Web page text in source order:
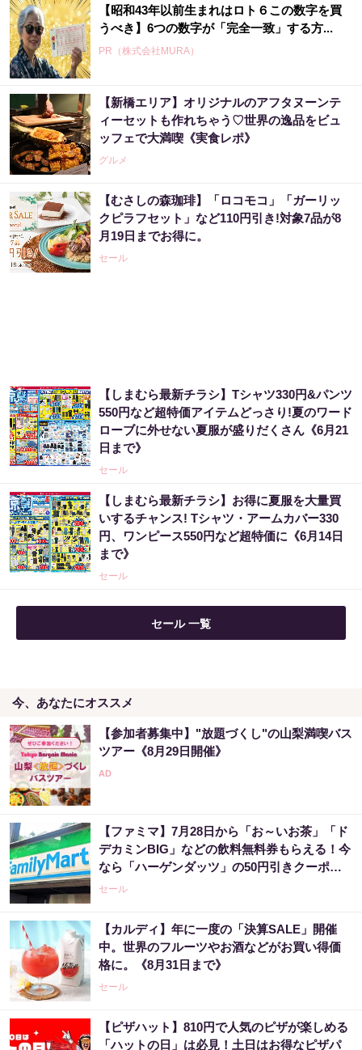
【昭和43年以前生まれはロト６この数字を買
うべき】6つの数字が「完全一致」する方...
PR（株式会社MURA）
【新橋エリア】オリジナルのアフタヌーンテ
ィーセットも作れちゃう♡世界の逸品をビュ
ッフェで大満喫《実食レポ》
グルメ
【むさしの森珈琲】「ロコモコ」「ガーリッ
クピラフセット」など110円引き!対象7品が8
月19日までお得に。
セール
【しまむら最新チラシ】Tシャツ330円&パンツ
550円など超特価アイテムどっさり!夏のワード
ローブに外せない夏服が盛りだくさん《6月21
日まで》
セール
【しまむら最新チラシ】お得に夏服を大量買
いするチャンス! Tシャツ・アームカバー330
円、ワンピース550円など超特価に《6月14日
まで》
セール
セール 一覧
今、あなたにオススメ
【参加者募集中】"放題づくし"の山梨満喫バス
ツアー《8月29日開催》
【ファミマ】7月28日から「お～いお茶」「ド
デカミンBIG」などの飲料無料券もらえる！今
なら「ハーゲンダッツ」の50円引きクーポン
も。
セール
【カルディ】年に一度の「決算SALE」開催
中。世界のフルーツやお酒などがお買い得価
格に。《8月31日まで》
セール
【ピザハット】810円で人気のピザが楽しめる
「ハットの日」は必見！土日はお得なピザパ